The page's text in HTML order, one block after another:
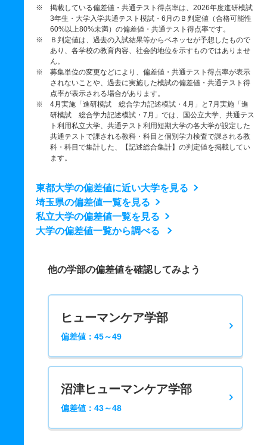
※ 掲載している偏差値・共通テスト得点率は、2026年度進研模試
3年生・大学入学共通テスト模試・6月のＢ判定値（合格可能性
60%以上80%未満）の偏差値・共通テスト得点率です。
※ Ｂ判定値は、過去の入試結果等からベネッセが予想したもので
あり、各学校の教育内容、社会的地位を示すものではありませ
ん。
※ 募集単位の変更などにより、偏差値・共通テスト得点率が表示
されないことや、過去に実施した模試の偏差値・共通テスト得
点率が表示される場合があります。
※ 4月実施「進研模試 総合学力記述模試・4月」と7月実施「進
研模試 総合学力記述模試・7月」では、国公立大学、共通テス
ト利用私立大学、共通テスト利用短期大学の各大学が設定した
共通テストで課される教科・科目と個別学力検査で課される教
科・科目で集計した、【記述総合集計】の判定値を掲載してい
ます。
東都大学の偏差値に近い大学を見る
埼玉県の偏差値一覧を見る
私立大学の偏差値一覧を見る
大学の偏差値一覧から調べる
他の学部の偏差値を確認してみよう
ヒューマンケア学部
偏差値：45～49
沼津ヒューマンケア学部
偏差値：43～48